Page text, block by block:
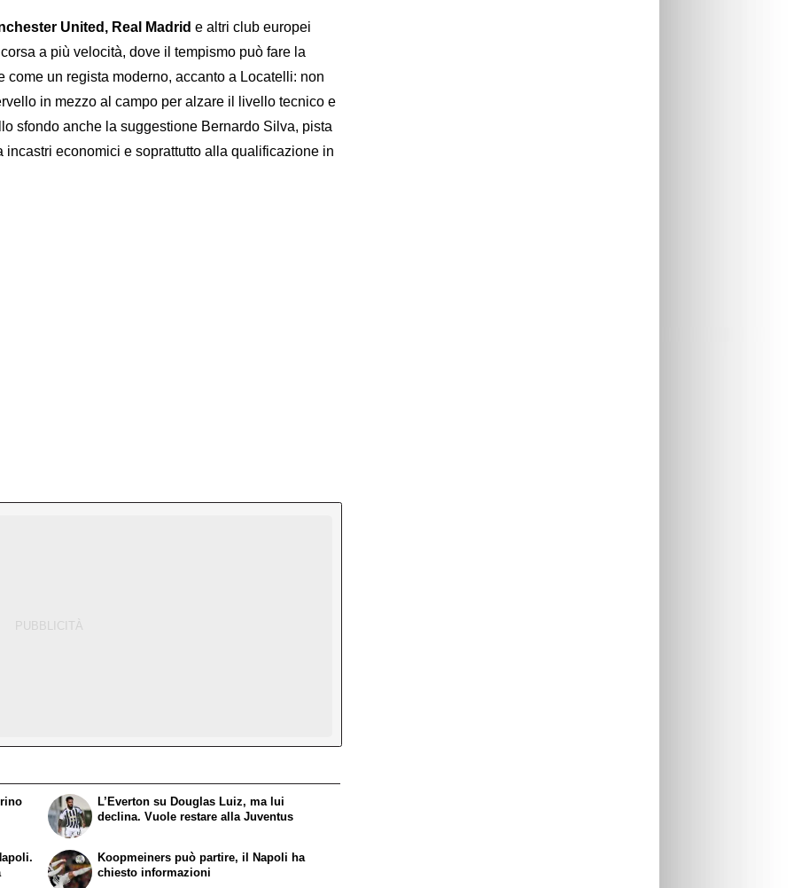
United, Real Madrid e altri club europei
a più velocità, dove il tempismo può fare la
un regista moderno, accanto a Locatelli: non
in mezzo al campo per alzare il livello tecnico e
sfondo anche la suggestione Bernardo Silva, pista
economici e soprattutto alla qualificazione in
L’Everton su Douglas Luiz, ma lui
declina. Vuole restare alla Juventus
Koopmeiners può partire, il Napoli ha
chiesto informazioni